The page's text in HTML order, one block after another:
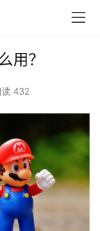
用？
读 432